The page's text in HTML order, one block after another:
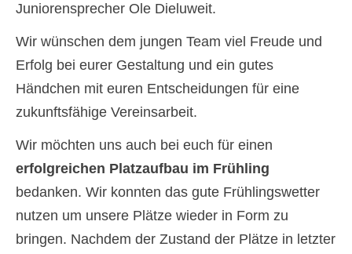
Juniorensprecher Ole Dieluweit.
Wir wünschen dem jungen Team viel Freude und
Erfolg bei eurer Gestaltung und ein gutes
Händchen mit euren Entscheidungen für eine
zukunftsfähige Vereinsarbeit.
Wir möchten uns auch bei euch für einen
erfolgreichen Platzaufbau im Frühling
bedanken. Wir konnten das gute Frühlingswetter
nutzen um unsere Plätze wieder in Form zu
bringen. Nachdem der Zustand der Plätze in letzter